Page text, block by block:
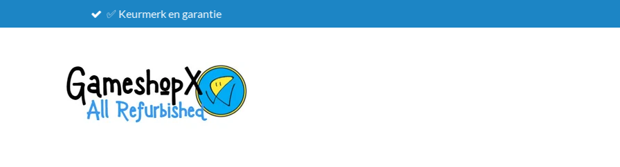
✅ Keurmerk en garantie